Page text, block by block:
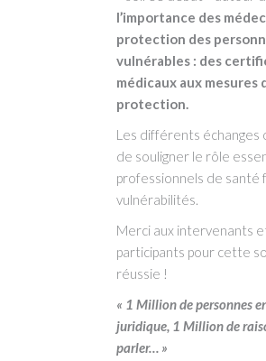
l’importance des
protection des
vulnérables : des
médicaux aux mesures
protection.
Les différents échanges
de souligner le rôle
professionnels de santé
vulnérabilités.
Merci aux intervenants
participants pour cette
réussie !
« 1 Million de personnes
juridique, 1 Million de
parler… »